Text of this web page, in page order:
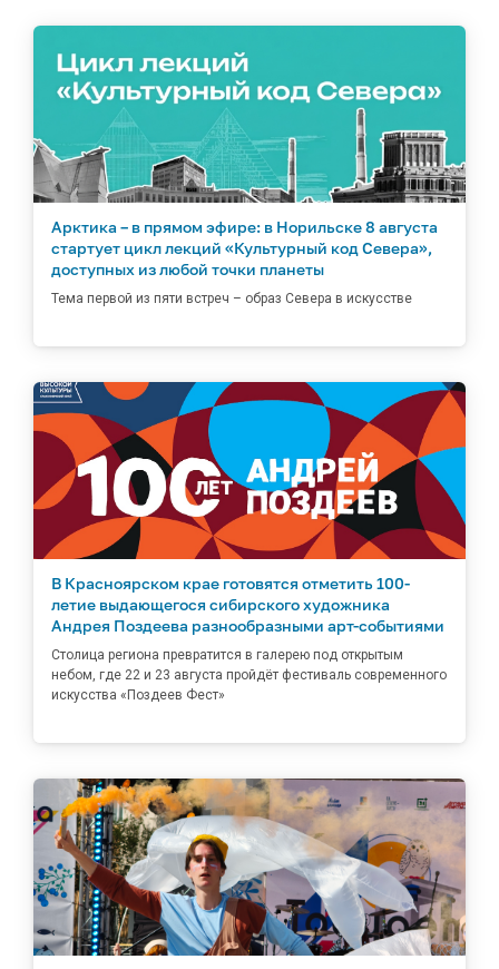
Арктика – в прямом эфире: в Норильске 8 августа
стартует цикл лекций «Культурный код Севера»,
доступных из любой точки планеты
Тема первой из пяти встреч – образ Севера в искусстве
В Красноярском крае готовятся отметить 100-
летие выдающегося сибирского художника
Андрея Поздеева разнообразными арт-событиями
Столица региона превратится в галерею под открытым
небом, где 22 и 23 августа пройдёт фестиваль современного
искусства «Поздеев Фест»